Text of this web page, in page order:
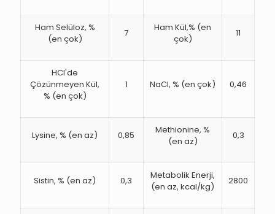
Ham Selüloz, %
(en çok)
7
Ham Kül,% (en
çok)
11
HCl'de
Çözünmeyen Kül,
% (en çok)
1 NaCl, % (en çok) 0,46
Lysine, % (en az) 0,85
Methionine, %
(en az)
0,3
Sistin, % (en az) 0,3
Metabolik Enerji,
(en az, kcal/kg)
2800